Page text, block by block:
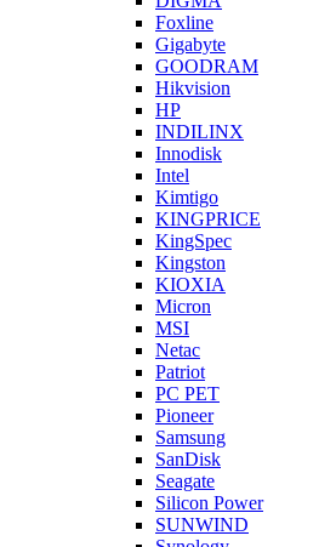
Foxline
Gigabyte
GOODRAM
Hikvision
HP
INDILINX
Innodisk
Intel
Kimtigo
KINGPRICE
KingSpec
Kingston
KIOXIA
Micron
MSI
Netac
Patriot
PC PET
Pioneer
Samsung
SanDisk
Seagate
Silicon Power
SUNWIND